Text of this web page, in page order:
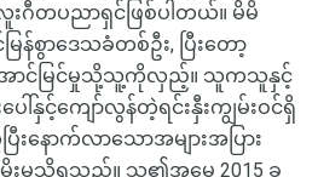
တပညာရှင်ဖြစ်ပါတယ်။ မိမိ
န်စွာဒေသခံတစ်ဦး, ပြီးတော့
ောင်မြင်မှုသို့သူ့ကိုလှည့်။ သူကသူနှင့်
ါ်နှင့်ကျော်လွန်တဲ့ရင်းနှီးကျွမ်းဝင်ရှိ
းနောက်လာသောအများအပြား
းမှုသိရသည်။ သူ၏အမွေ 2015 ခု